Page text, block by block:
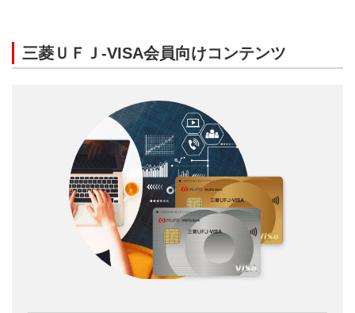
三菱ＵＦＪ-VISA会員向けコンテンツ